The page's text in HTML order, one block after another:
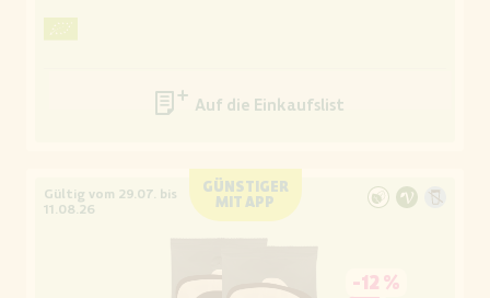
Auf die Einkaufsliste
GÜNSTIGER
MIT APP
Gültig vom 29.07. bis
11.08.26
-12 %